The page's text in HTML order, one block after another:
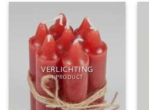
VERLICHTING
1 PRODUCT